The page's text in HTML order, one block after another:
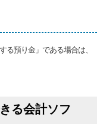
預り金」である場合は、
る会計ソフ